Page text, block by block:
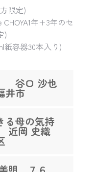
限定)
CHOYA1年+3年のセ
)
紙容器30本入り)
谷口 沙也
市
る母の気持
近岡 史織